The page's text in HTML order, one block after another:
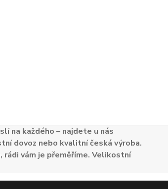
na každého – najdete u nás
dovoz nebo kvalitní česká výroba.
rádi vám je přeměříme. Velikostní